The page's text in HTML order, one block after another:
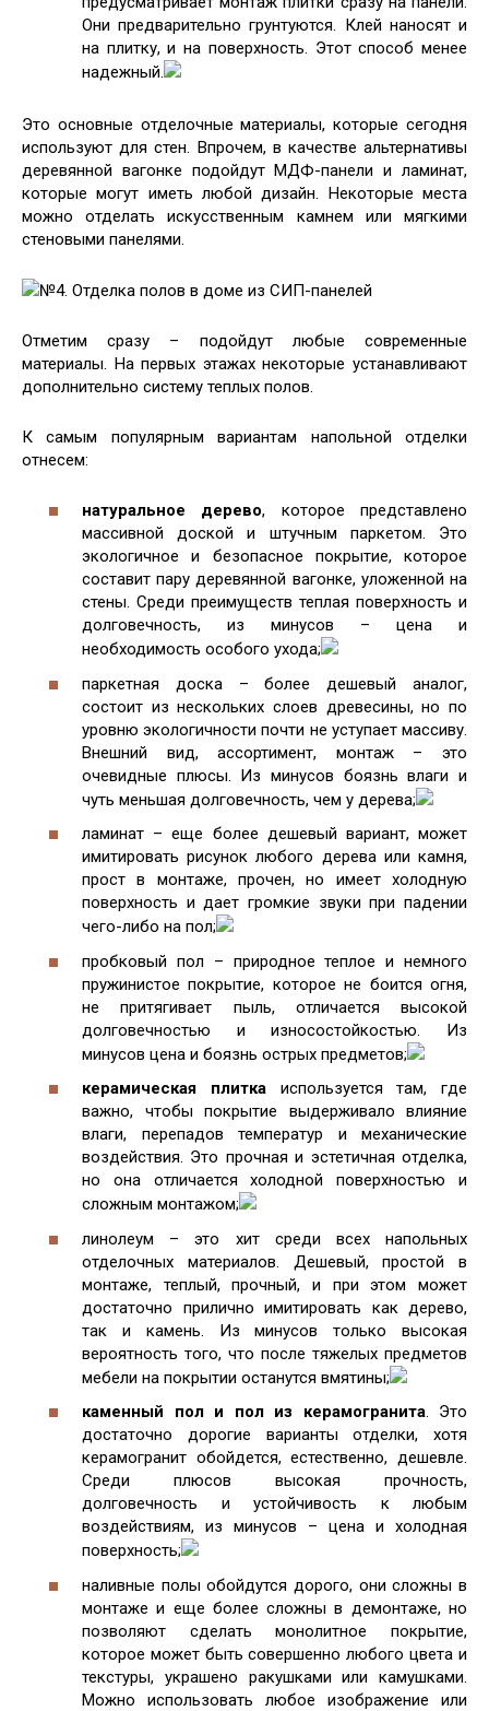
Они предварительно грунтуются. Клей наносят и
на плитку, и на поверхность. Этот способ менее
надежный.
Это основные отделочные материалы, которые сегодня
используют для стен. Впрочем, в качестве альтернативы
деревянной вагонке подойдут МДФ-панели и ламинат,
которые могут иметь любой дизайн. Некоторые места
можно отделать искусственным камнем или мягкими
стеновыми панелями.
№4. Отделка полов в доме из СИП-панелей
Отметим сразу – подойдут любые современные
материалы. На первых этажах некоторые устанавливают
дополнительно систему теплых полов.
К самым популярным вариантам напольной отделки
отнесем:
натуральное дерево, которое представлено
массивной доской и штучным паркетом. Это
экологичное и безопасное покрытие, которое
составит пару деревянной вагонке, уложенной на
стены. Среди преимуществ теплая поверхность и
долговечность, из минусов – цена и
необходимость особого ухода;
паркетная доска – более дешевый аналог,
состоит из нескольких слоев древесины, но по
уровню экологичности почти не уступает массиву.
Внешний вид, ассортимент, монтаж – это
очевидные плюсы. Из минусов боязнь влаги и
чуть меньшая долговечность, чем у дерева;
ламинат – еще более дешевый вариант, может
имитировать рисунок любого дерева или камня,
прост в монтаже, прочен, но имеет холодную
поверхность и дает громкие звуки при падении
чего-либо на пол;
пробковый пол – природное теплое и немного
пружинистое покрытие, которое не боится огня,
не притягивает пыль, отличается высокой
долговечностью и износостойкостью. Из
минусов цена и боязнь острых предметов;
керамическая плиткаиспользуется там, где
важно, чтобы покрытие выдерживало влияние
влаги, перепадов температур и механические
воздействия. Это прочная и эстетичная отделка,
но она отличается холодной поверхностью и
сложным монтажом;
линолеум – это хит среди всех напольных
отделочных материалов. Дешевый, простой в
монтаже, теплый, прочный, и при этом может
достаточно прилично имитировать как дерево,
так и камень. Из минусов только высокая
вероятность того, что после тяжелых предметов
мебели на покрытии останутся вмятины;
каменный пол и пол из керамогранита. Это
достаточно дорогие варианты отделки, хотя
керамогранит обойдется, естественно, дешевле.
Среди плюсов высокая прочность,
долговечность и устойчивость к любым
воздействиям, из минусов – цена и холодная
поверхность;
наливные полы обойдутся дорого, они сложны в
монтаже и еще более сложны в демонтаже, но
позволяют сделать монолитное покрытие,
которое может быть совершенно любого цвета и
текстуры, украшено ракушками или камушками.
Можно использовать любое изображение или